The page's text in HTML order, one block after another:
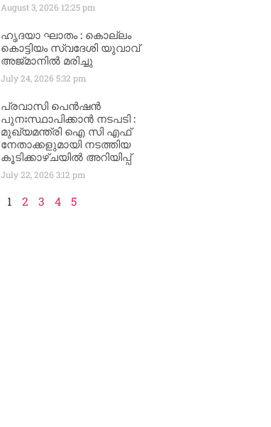
August 3, 2026 12:25 pm
ഹൃദയാ ഘാതം : കൊല്ലം
കൊട്ടിയം സ്വദേശി യുവാവ്
അജ്മാനിൽ മരിച്ചു
July 24, 2026 5:32 pm
പ്രവാസി പെൻഷൻ
പുനഃസ്ഥാപിക്കാൻ നടപടി :
മുഖ്യമന്ത്രി ഐ സി എഫ്
നേതാക്കളുമായി നടത്തിയ
കൂടിക്കാഴ്ചയിൽ അറിയിപ്പ്
July 22, 2026 3:12 pm
1 2 3 4 5